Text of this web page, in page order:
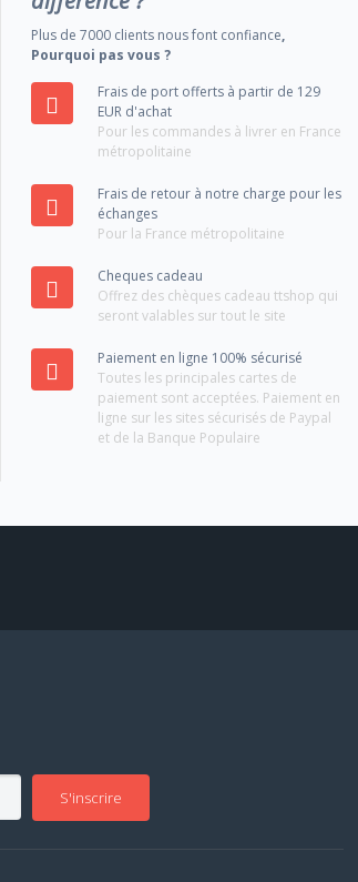
Plus de 7000 clients nous font confiance,
Pourquoi pas vous ?
Frais de port offerts à partir de 129
EUR d'achat
Pour les commandes à livrer en France
métropolitaine
Frais de retour à notre charge pour les
échanges
Pour la France métropolitaine
Cheques cadeau
Offrez des chèques cadeau ttshop qui
seront valables sur tout le site
Paiement en ligne 100% sécurisé
Toutes les principales cartes de
paiement sont acceptées. Paiement en
ligne sur les sites sécurisés de Paypal
et de la Banque Populaire
S'inscrire